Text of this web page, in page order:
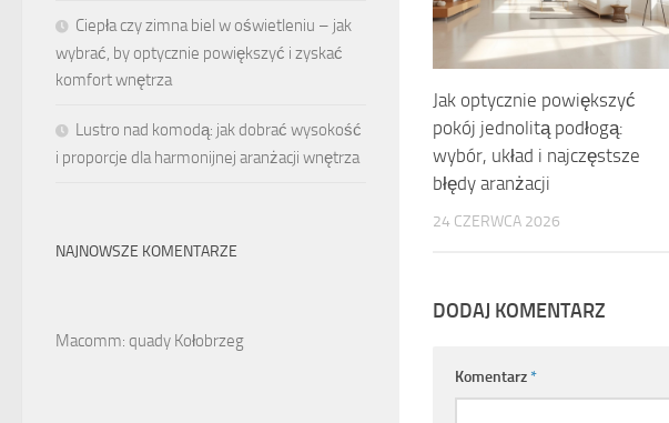
Jak optycznie powiększyć
pokój jednolitą podłogą:
wybór, układ i najczęstsze
błędy aranżacji
24 CZERWCA 2026
DODAJ KOMENTARZ
Komentarz*
Ciepła czy zimna biel w oświetleniu – jak
wybrać, by optycznie powiększyć i zyskać
komfort wnętrza
Lustro nad komodą: jak dobrać wysokość
i proporcje dla harmonijnej aranżacji wnętrza
NAJNOWSZE KOMENTARZE
Macomm: quady Kołobrzeg